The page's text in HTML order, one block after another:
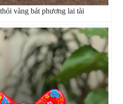
vàng bát phương lai tài